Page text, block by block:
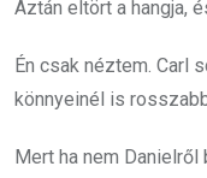
Aztán eltört a hangja,
Én csak néztem. Carl
könnyeinél is
Mert ha nem